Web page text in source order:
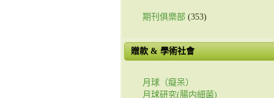
期刊俱樂部 (353)
贈款 & 學術社會
月球（癡呆）
月球研究(腸内細菌)